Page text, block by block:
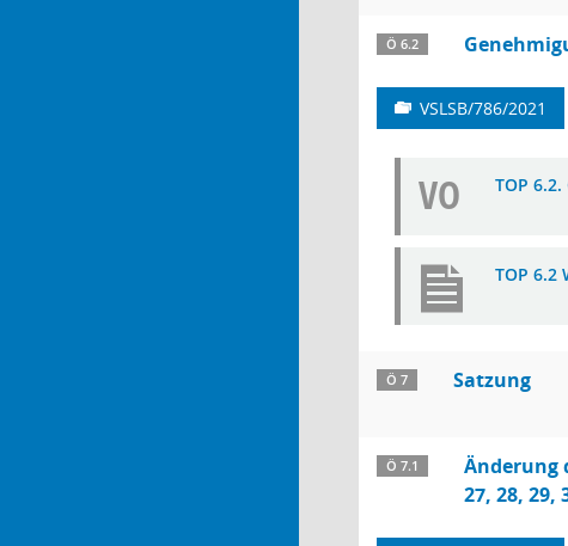
Ö 6.2
VSLSB/786/2021
VO TOP
TOP 6.2
Ö 7 Satzung
Ö 7.1
Änderung
27, 28,